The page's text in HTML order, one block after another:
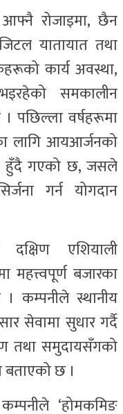
आफ्नै रोजाइमा, छैन
यातायात तथा
कार्य अवस्था,
समकालीन
पछिल्ला वर्षहरूमा
लागि आयआर्जनको
हुँदै गएको छ, जसले
गर्न योगदान
एशियाली
महत्त्वपूर्ण बजारका
कम्पनीले स्थानीय
सेवामा सुधार गर्दै
तथा समुदायसँगको
बताएको छ ।
‘होमकमिङ